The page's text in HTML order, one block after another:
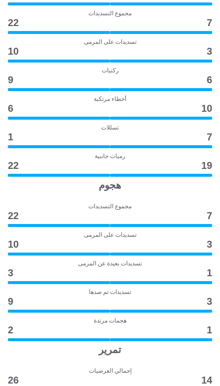
مجموع التسديدات
7
22
تسديدات على المرمى
3
10
ركنيات
6
9
أخطاء مرتكبة
10
6
تسللات
7
1
رميات جانبية
19
22
هجوم
مجموع التسديدات
7
22
تسديدات على المرمى
3
10
تسديدات بعيدة عن المرمى
1
3
تسديدات تم صدها
3
9
هجمات مرتدة
1
2
تمرير
إجمالي العرضيات
14
26